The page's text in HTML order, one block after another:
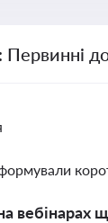
Первинні